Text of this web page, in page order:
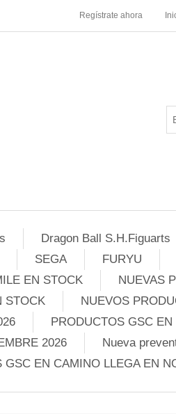
Regístrate ahora
Dragon Ball S.H.Figuarts
SEGA FURYU
EN STOCK
NUEVAS
STOCK
NUEVOS
PRODUCTOS GSC
2026
Nueva
GSC EN CAMINO LLEGA EN